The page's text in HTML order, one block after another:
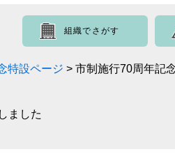
組織でさがす
特設ページ > 市制施行70周年記
ました